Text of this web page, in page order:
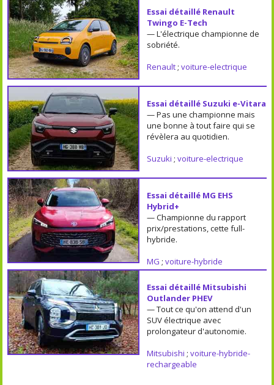
Essai détaillé Renault
Twingo E-Tech
— L'électrique championne de
sobriété.
Renault; voiture-electrique
Essai détaillé Suzuki e-Vitara
— Pas une championne mais
une bonne à tout faire qui se
révèlera au quotidien.
Suzuki ; voiture-electrique
Essai détaillé MG EHS
Hybrid+
— Championne du rapport
prix/prestations, cette full-
hybride.
MG ; voiture-hybride
Essai détaillé Mitsubishi
Outlander PHEV
— Tout ce qu'on attend d'un
SUV électrique avec
prolongateur d'autonomie.
Mitsubishi ; voiture-hybride-
rechargeable